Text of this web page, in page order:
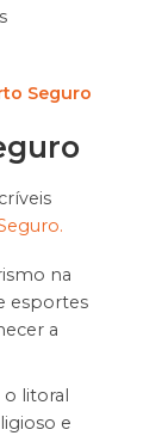
Seguro
na
esportes
a
o litoral
e